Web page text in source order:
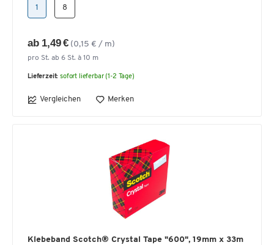
1 8
ab 1,49 € (0,15 € / m)
pro St. ab 6 St. à 10 m
Lieferzeit: sofort lieferbar (1-2 Tage)
Vergleichen Merken
Klebeband Scotch® Crystal Tape "600", 19mm x 33m